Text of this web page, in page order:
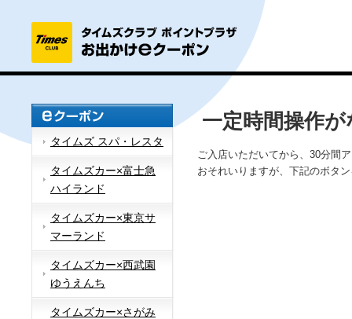
タイムズ スパ・レスタ
タイムズカー×富士急
ハイランド
タイムズカー×東京サ
マーランド
タイムズカー×西武園
ゆうえんち
タイムズカー×さがみ
一定時間操作
ご入店いただいてから、30分間
おそれいりますが、下記のボタ